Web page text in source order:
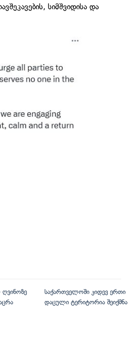
სიმშვიდისა და
საქართველოში კიდევ ერთი
დაცული ტერიტორია შეიქმნა